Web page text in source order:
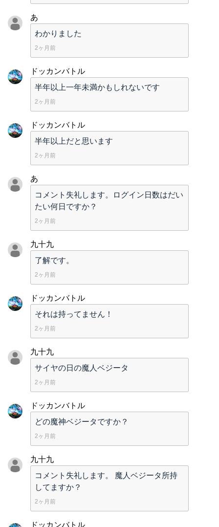
あ
わかりました
2ヶ月前
ドッカンバトル
半年以上一年未満かもしれないです
2ヶ月前
ドッカンバトル
半年以上だと思います
2ヶ月前
あ
コメント失礼します。ログイン日数はだい
たい何日ですか？
2ヶ月前
九十九
了解です。
2ヶ月前
ドッカンバトル
それは持ってません！
2ヶ月前
九十九
サイヤの日の魔人ベジータ
2ヶ月前
ドッカンバトル
どの魔神ベジータですか？
2ヶ月前
九十九
コメント失礼します。 魔人ベジータ所持
してますか？
2ヶ月前
ドッカンバトル